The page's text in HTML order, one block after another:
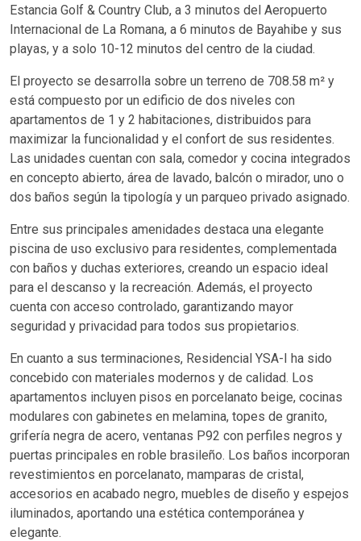
Estancia Golf & Country Club, a 3 minutos del Aeropuerto
Internacional de La Romana, a 6 minutos de Bayahibe y sus
playas, y a solo 10-12 minutos del centro de la ciudad.
El proyecto se desarrolla sobre un terreno de 708.58 m² y
está compuesto por un edificio de dos niveles con
apartamentos de 1 y 2 habitaciones, distribuidos para
maximizar la funcionalidad y el confort de sus residentes.
Las unidades cuentan con sala, comedor y cocina integrados
en concepto abierto, área de lavado, balcón o mirador, uno o
dos baños según la tipología y un parqueo privado asignado.
Entre sus principales amenidades destaca una elegante
piscina de uso exclusivo para residentes, complementada
con baños y duchas exteriores, creando un espacio ideal
para el descanso y la recreación. Además, el proyecto
cuenta con acceso controlado, garantizando mayor
seguridad y privacidad para todos sus propietarios.
En cuanto a sus terminaciones, Residencial YSA-I ha sido
concebido con materiales modernos y de calidad. Los
apartamentos incluyen pisos en porcelanato beige, cocinas
modulares con gabinetes en melamina, topes de granito,
grifería negra de acero, ventanas P92 con perfiles negros y
puertas principales en roble brasileño. Los baños incorporan
revestimientos en porcelanato, mamparas de cristal,
accesorios en acabado negro, muebles de diseño y espejos
iluminados, aportando una estética contemporánea y
elegante.